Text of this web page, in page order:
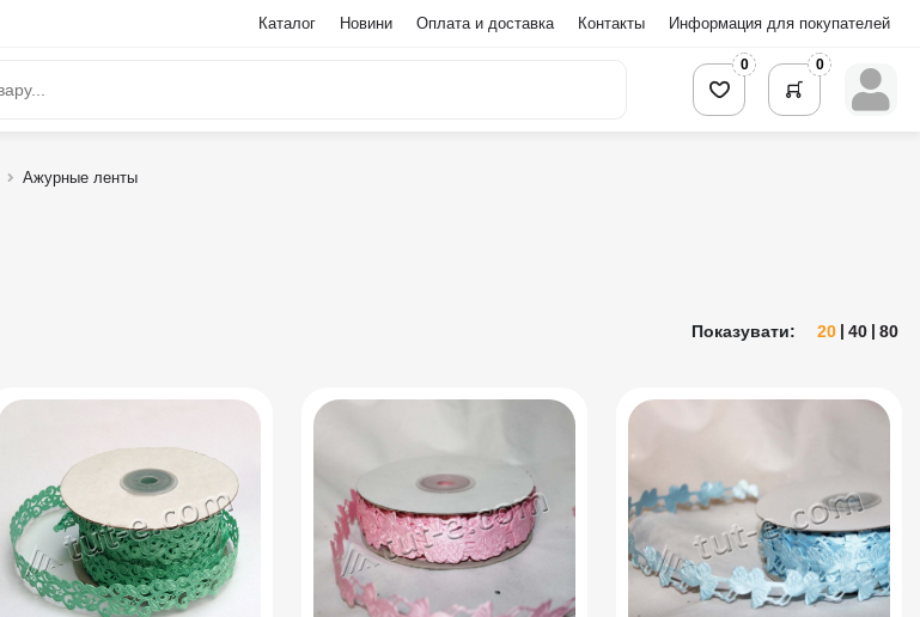
Каталог Новини Оплата и доставка Контакты Информация для покупателей
0 0
Ажурные ленты
Показувати: 20 40 80